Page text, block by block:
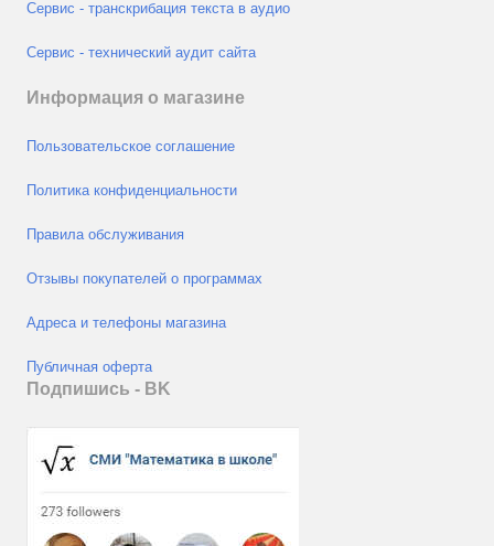
Сервис - транскрибация текста в аудио
Сервис - технический аудит сайта
Информация о магазине
Пользовательское соглашение
Политика конфиденциальности
Правила обслуживания
Отзывы покупателей о программах
Адреса и телефоны магазина
Публичная оферта
Подпишись - ВK